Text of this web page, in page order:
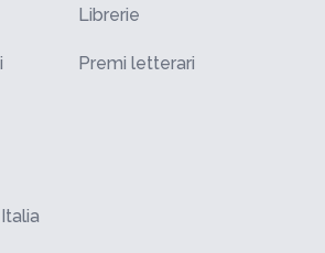
Librerie
Premi letterari